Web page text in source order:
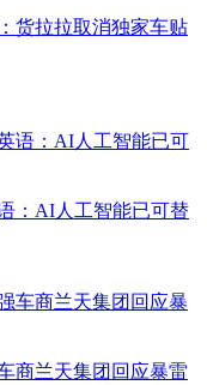
货拉拉取消独家车贴
：AI人工智能已可替
商兰天集团回应暴雷